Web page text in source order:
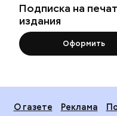
Подписка на
издания
Оформить
О газете Реклама